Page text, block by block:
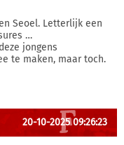
Seoel. Letterlijk een
…
jongens
te maken, maar toch.
20-10-2025 09:26:23